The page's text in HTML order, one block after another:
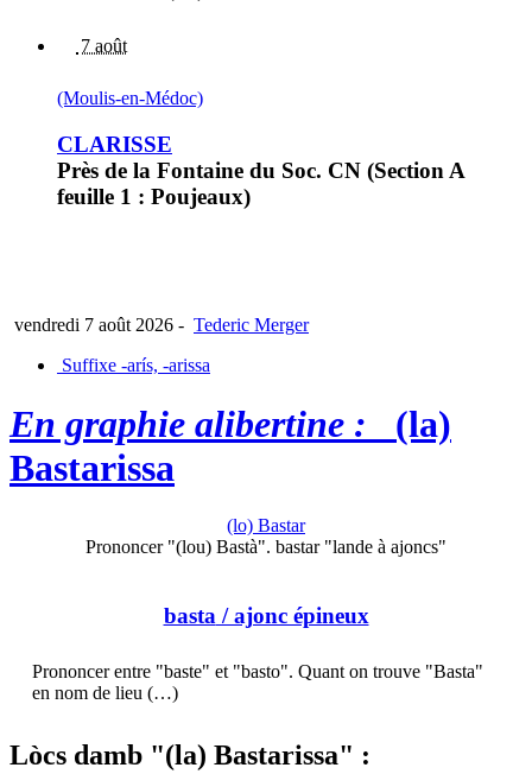
7 août
(Moulis-en-Médoc)
CLARISSE
Près de la Fontaine du Soc. CN (Section A
feuille 1 : Poujeaux)
vendredi 7 août 2026 - Tederic Merger
Suffixe -arís, -arissa
En graphie alibertine : (la)
Bastarissa
(lo) Bastar
Prononcer "(lou) Bastà". bastar "lande à ajoncs"
basta / ajonc épineux
Prononcer entre "baste" et "basto". Quant on trouve "Basta"
en nom de lieu (…)
Lòcs damb "(la) Bastarissa" :